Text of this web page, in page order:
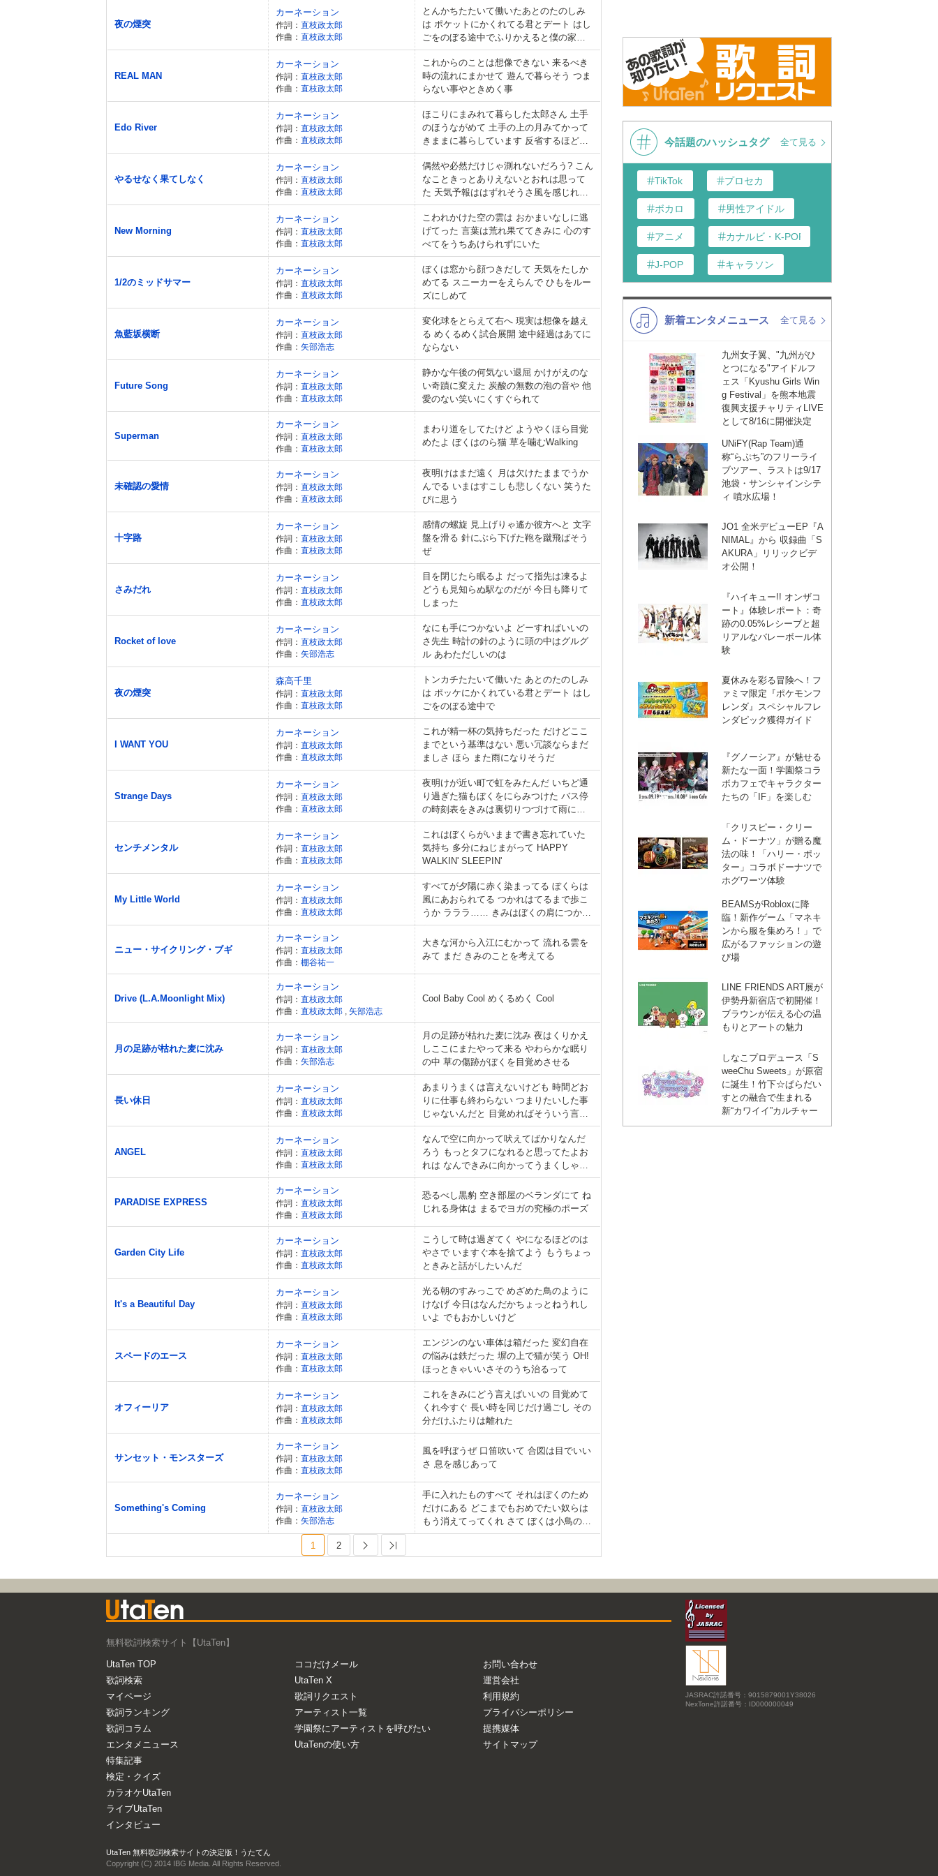
夜の煙突
カーネーション
作詞： 直枝政太郎
作曲： 直枝政太郎
とんかちたたいて働いたあとのたのしみ
は ポケットにかくれてる君とデート はし
ごをのぼる途中でふりかえると僕の家の
灯りが見える
REAL MAN
カーネーション
作詞： 直枝政太郎
作曲： 直枝政太郎
これからのことは想像できない 来るべき
時の流れにまかせて 遊んで暮らそう つま
らない事やときめく事
Edo River
カーネーション
作詞： 直枝政太郎
作曲： 直枝政太郎
ほこりにまみれて暮らした太郎さん 土手
のほうながめて 土手の上の月みてかって
きままに暮らしています 反省するほど気
楽じゃないけど やっぱり長年シラフで生
きてた
やるせなく果てしなく
カーネーション
作詞： 直枝政太郎
作曲： 直枝政太郎
偶然や必然だけじゃ測れないだろう? こん
なこときっとありえないとおれは思って
た 天気予報ははずれそうさ風を感じれば
いい やるせなく果てしない悲しみを蹴り
飛ばそう
New Morning
カーネーション
作詞： 直枝政太郎
作曲： 直枝政太郎
こわれかけた空の雲は おかまいなしに逃
げてった 言葉は荒れ果ててきみに 心のす
べてをうちあけられずにいた
1/2のミッドサマー
カーネーション
作詞： 直枝政太郎
作曲： 直枝政太郎
ぼくは窓から顔つきだして 天気をたしか
めてる スニーカーをえらんで ひもをルー
ズにしめて
魚藍坂横断
カーネーション
作詞： 直枝政太郎
作曲： 矢部浩志
変化球をとらえて右へ 現実は想像を越え
る めくるめく試合展開 途中経過はあてに
ならない
Future Song
カーネーション
作詞： 直枝政太郎
作曲： 直枝政太郎
静かな午後の何気ない退屈 かけがえのな
い奇蹟に変えた 炭酸の無数の泡の音や 他
愛のない笑いにくすぐられて
Superman
カーネーション
作詞： 直枝政太郎
作曲： 直枝政太郎
まわり道をしてたけど ようやくほら目覚
めたよ ぼくはのら猫 草を噛むWalking
未確認の愛情
カーネーション
作詞： 直枝政太郎
作曲： 直枝政太郎
夜明けはまだ遠く 月は欠けたままでうか
んでる いまはすこしも悲しくない 笑うた
びに思う
十字路
カーネーション
作詞： 直枝政太郎
作曲： 直枝政太郎
感情の螺旋 見上げりゃ遙か彼方へと 文字
盤を滑る 針にぶら下げた鞄を蹴飛ばそう
ぜ
さみだれ
カーネーション
作詞： 直枝政太郎
作曲： 直枝政太郎
目を閉じたら眠るよ だって指先は凍るよ
どうも見知らぬ駅なのだが 今日も降りて
しまった
Rocket of love
カーネーション
作詞： 直枝政太郎
作曲： 矢部浩志
なにも手につかないよ どーすればいいの
さ先生 時計の針のように頭の中はグルグ
ル あわただしいのは
夜の煙突
森高千里
作詞： 直枝政太郎
作曲： 直枝政太郎
トンカチたたいて働いた あとのたのしみ
は ポッケにかくれている君とデート はし
ごをのぼる途中で
I WANT YOU
カーネーション
作詞： 直枝政太郎
作曲： 直枝政太郎
これが精一杯の気持ちだった だけどここ
までという基準はない 悪い冗談ならまだ
ましさ ほら また雨になりそうだ
Strange Days
カーネーション
作詞： 直枝政太郎
作曲： 直枝政太郎
夜明けが近い町で虹をみたんだ いちど通
り過ぎた猫もぼくをにらみつけた バス停
の時刻表をきみは裏切りつづけて雨に走
り去るのか やがて信号が変わるようにぼ
くの気持ちは裏返しになる
センチメンタル
カーネーション
作詞： 直枝政太郎
作曲： 直枝政太郎
これはぼくらがいままで書き忘れていた
気持ち 多分にねじまがって HAPPY
WALKIN' SLEEPIN'
My Little World
カーネーション
作詞： 直枝政太郎
作曲： 直枝政太郎
すべてが夕陽に赤く染まってる ぼくらは
風にあおられてる つかれはてるまで歩こ
うか ラララ…… きみはぼくの肩につかま
ってなよ
ニュー・サイクリング・ブギ
カーネーション
作詞： 直枝政太郎
作曲： 棚谷祐一
大きな河から入江にむかって 流れる雲を
みて まだ きみのことを考えてる
Drive (L.A.Moonlight Mix)
カーネーション
作詞： 直枝政太郎
作曲： 直枝政太郎 矢部浩志
Cool Baby Cool めくるめく Cool
月の足跡が枯れた麦に沈み
カーネーション
作詞： 直枝政太郎
作曲： 矢部浩志
月の足跡が枯れた麦に沈み 夜はくりかえ
しここにまたやって来る やわらかな眠り
の中 草の傷跡がぼくを目覚めさせる
長い休日
カーネーション
作詞： 直枝政太郎
作曲： 直枝政太郎
あまりうまくは言えないけども 時間どお
りに仕事も終わらない つまりたいした事
じゃないんだと 目覚めればそういう言い
訳をしてる
ANGEL
カーネーション
作詞： 直枝政太郎
作曲： 直枝政太郎
なんで空に向かって吠えてばかりなんだ
ろう もっとタフになれると思ってたよお
れは なんできみに向かってうまくしゃべ
れないんだろう もっとそばにいたいとお
れは思ってたのに
PARADISE EXPRESS
カーネーション
作詞： 直枝政太郎
作曲： 直枝政太郎
恐るべし黒豹 空き部屋のベランダにて ね
じれる身体は まるでヨガの究極のポーズ
Garden City Life
カーネーション
作詞： 直枝政太郎
作曲： 直枝政太郎
こうして時は過ぎてく やになるほどのは
やさで いますぐ本を捨てよう もうちょっ
ときみと話がしたいんだ
It's a Beautiful Day
カーネーション
作詞： 直枝政太郎
作曲： 直枝政太郎
光る朝のすみっこで めざめた鳥のように
けなげ 今日はなんだかちょっとねうれし
いよ でもおかしいけど
スペードのエース
カーネーション
作詞： 直枝政太郎
作曲： 直枝政太郎
エンジンのない車体は箱だった 変幻自在
の悩みは鉄だった 塀の上で猫が笑う OH!
ほっときゃいいさそのうち治るって
オフィーリア
カーネーション
作詞： 直枝政太郎
作曲： 直枝政太郎
これをきみにどう言えばいいの 目覚めて
くれ今すぐ 長い時を同じだけ過ごし その
分だけふたりは離れた
サンセット・モンスターズ
カーネーション
作詞： 直枝政太郎
作曲： 直枝政太郎
風を呼ぼうぜ 口笛吹いて 合図は目でいい
さ 息を感じあって
Something's Coming
カーネーション
作詞： 直枝政太郎
作曲： 矢部浩志
手に入れたものすべて それはぼくのため
だけにある どこまでもおめでたい奴らは
もう消えてってくれ さて ぼくは小鳥のお
なかでねむるとするか
1
2 Next
今話題のハッシュタグ 全て見る
TikTok プロセカ
ボカロ 男性アイドル
アニメ カナルビ・K-POP和訳
J-POP キャラソン
K-POP 演歌・歌謡
洋楽
VTuber ディズニー
新着エンタメニュース 全て見る
九州女子翼、"九州がひ
とつになる"アイドルフ
ェス「Kyushu Girls Win
g Festival」を熊本地震
復興支援チャリティLIVE
として8/16に開催決定
UNiFY(Rap Team)通
称“らぷち”のフリーライ
ブツアー、ラストは9/17
池袋・サンシャインシテ
ィ 噴水広場！
JO1 全米デビューEP『A
NIMAL』から 収録曲「S
AKURA」リリックビデ
オ公開！
『ハイキュー!! オンザコ
ート』体験レポート：奇
跡の0.05%レシーブと超
リアルなバレーボール体
験
夏休みを彩る冒険へ！フ
ァミマ限定『ポケモンフ
レンダ』スペシャルフレ
ンダピック獲得ガイド
『グノーシア』が魅せる
新たな一面！学園祭コラ
ボカフェでキャラクター
たちの「IF」を楽しむ
「クリスピー・クリー
ム・ドーナツ」が贈る魔
法の味！「ハリー・ポッ
ター」コラボドーナツで
ホグワーツ体験
BEAMSがRobloxに降
臨！新作ゲーム「マネキ
ンから服を集めろ！」で
広がるファッションの遊
び場
LINE FRIENDS ART展が
伊勢丹新宿店で初開催！
ブラウンが伝える心の温
もりとアートの魅力
しなこプロデュース「S
weeChu Sweets」が原宿
に誕生！竹下☆ぱらだい
すとの融合で生まれる
新“カワイイ”カルチャー
無料歌詞検索サイト【UtaTen】
UtaTen TOP
歌詞検索
マイページ
歌詞ランキング
歌詞コラム
エンタメニュース
特集記事
検定・クイズ
カラオケUtaTen
ライブUtaTen
インタビュー
ココだけメール
UtaTen X
歌詞リクエスト
アーティスト一覧
学園祭にアーティストを呼びたい
UtaTenの使い方
お問い合わせ
運営会社
利用規約
プライバシーポリシー
提携媒体
サイトマップ
UtaTen 無料歌詞検索サイトの決定版！うたてん
Copyright (C) 2014 IBG Media. All Rights Reserved.
JASRAC許諾番号：9015879001Y38026
NexTone許諾番号：ID000000049